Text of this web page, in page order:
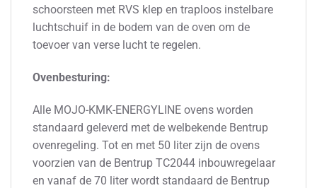
schoorsteen met RVS klep en traploos instelbare
luchtschuif in de bodem van de oven om de
toevoer van verse lucht te regelen.
Ovenbesturing:
Alle MOJO-KMK-ENERGYLINE ovens worden
standaard geleverd met de welbekende Bentrup
ovenregeling. Tot en met 50 liter zijn de ovens
voorzien van de Bentrup TC2044 inbouwregelaar
en vanaf de 70 liter wordt standaard de Bentrup